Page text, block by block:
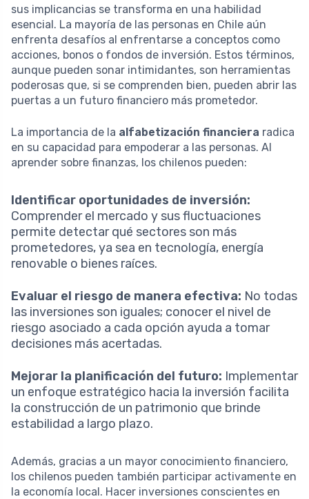
sus implicancias se transforma en una habilidad
esencial. La mayoría de las personas en Chile aún
enfrenta desafíos al enfrentarse a conceptos como
acciones, bonos o fondos de inversión. Estos términos,
aunque pueden sonar intimidantes, son herramientas
poderosas que, si se comprenden bien, pueden abrir las
puertas a un futuro financiero más prometedor.
La importancia de la alfabetización financiera radica
en su capacidad para empoderar a las personas. Al
aprender sobre finanzas, los chilenos pueden:
Identificar oportunidades de inversión:
Comprender el mercado y sus fluctuaciones
permite detectar qué sectores son más
prometedores, ya sea en tecnología, energía
renovable o bienes raíces.
Evaluar el riesgo de manera efectiva: No todas
las inversiones son iguales; conocer el nivel de
riesgo asociado a cada opción ayuda a tomar
decisiones más acertadas.
Mejorar la planificación del futuro: Implementar
un enfoque estratégico hacia la inversión facilita
la construcción de un patrimonio que brinde
estabilidad a largo plazo.
Además, gracias a un mayor conocimiento financiero,
los chilenos pueden también participar activamente en
la economía local. Hacer inversiones conscientes en